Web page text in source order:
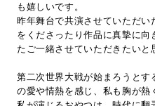
も嬉しいです。
昨年舞台で共演させていただい
をくださったり作品に真摯に向
たご一緒させていただきたいと
第二次世界大戦が始まろうとす
の愛や情熱を感じ、私も胸が熱